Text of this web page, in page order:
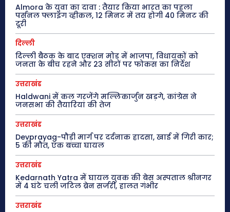
Almora के युवा का दावा : तैयार किया भारत का पहला
पर्सनल फ्लाइंग व्हीकल, 12 मिनट में तय होगी 40 मिनट की
दूरी
दिल्ली
दिल्ली बैठक के बाद एक्शन मोड में भाजपा, विधायकों को
जनता के बीच रहने और 23 सीटों पर फोकस का निर्देश
उत्तराखंड
Haldwani में कल गरजेंगे मल्लिकार्जुन खड़गे, कांग्रेस ने
जनसभा की तैयारियां की तेज
उत्तराखंड
Devprayag-पौड़ी मार्ग पर दर्दनाक हादसा, खाई में गिरी कार;
5 की मौत, एक बच्चा घायल
उत्तराखंड
Kedarnath Yatra में घायल युवक की बेस अस्पताल श्रीनगर
में 4 घंटे चली जटिल ब्रेन सर्जरी, हालत गंभीर
उत्तराखंड